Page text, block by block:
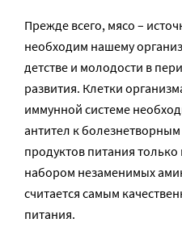
Прежде всего, мясо –
необходим нашему
детстве и молодости в
развития. Клетки
иммунной системе
антител к
продуктов питания
набором незаменимых
считается самым
питания.